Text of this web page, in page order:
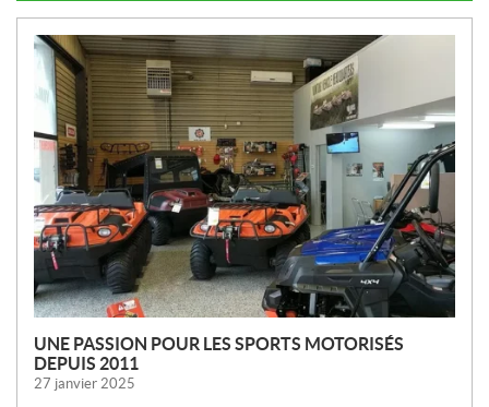
N
O
U
E
L
L
E
S
UNE PASSION POUR LES SPORTS MOTORISÉS
DEPUIS 2011
27 janvier 2025